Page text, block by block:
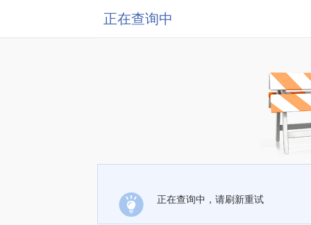
正在查询中
正在查询中，请刷新重试